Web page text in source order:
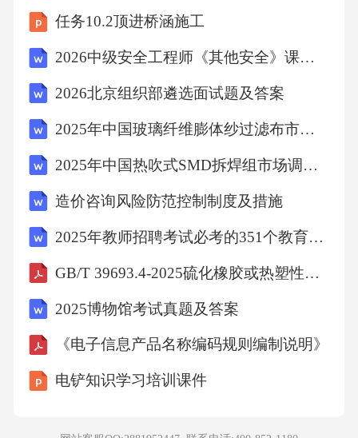
任务10.2顶进桥涵施工
2026中级安全工程师《其他安全》课程精讲（第1-5章）
2026北京组织部遴选面试题及答案
2025年中国玻璃纤维膨体纱过滤布市场调查研究报告
2025年中国热吹式SMD拆焊组市场调查研究报告
造价咨询风险防范控制制度及措施
2025年教师招聘考试必考的351个教育综合基础知识 （超强）
GB/T 39693.4-2025硫化橡胶或热塑性橡胶硬度的测定第4部分：用邵氏硬度计法(邵尔硬度)测定压入硬度
2025博物馆考试真题及答案
《电子信息产品名称编码规则编制说明》
电铲知识学习培训课件